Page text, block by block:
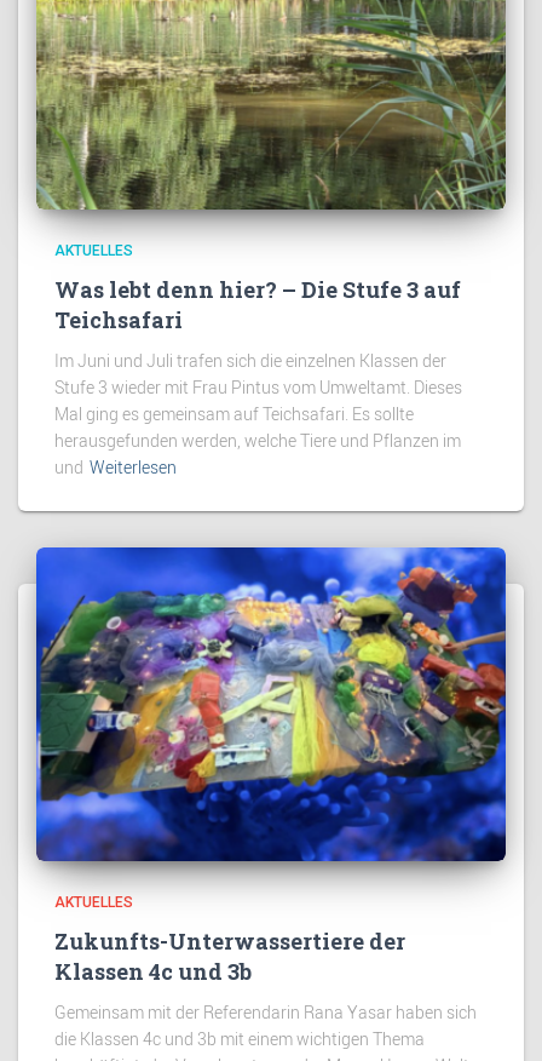
AKTUELLES
Was lebt denn hier? – Die Stufe 3 auf
Teichsafari
Im Juni und Juli trafen sich die einzelnen Klassen der
Stufe 3 wieder mit Frau Pintus vom Umweltamt. Dieses
Mal ging es gemeinsam auf Teichsafari. Es sollte
herausgefunden werden, welche Tiere und Pflanzen im
und Weiterlesen
AKTUELLES
Zukunfts-Unterwassertiere der
Klassen 4c und 3b
Gemeinsam mit der Referendarin Rana Yasar haben sich
die Klassen 4c und 3b mit einem wichtigen Thema